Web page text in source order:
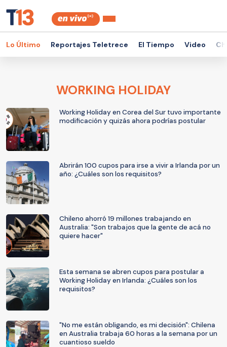
Lo Último Reportajes Teletrece El Tiempo Video
WORKING HOLIDAY
Working Holiday en Corea del Sur tuvo importante
modificación y quizás ahora podrías postular
Abrirán 100 cupos para irse a vivir a Irlanda por un
año: ¿Cuáles son los requisitos?
Chileno ahorró 19 millones trabajando en
Australia: "Son trabajos que la gente de acá no
quiere hacer"
Esta semana se abren cupos para postular a
Working Holiday en Irlanda: ¿Cuáles son los
requisitos?
"No me están obligando, es mi decisión": Chilena
en Australia trabaja 60 horas a la semana por un
cuantioso sueldo